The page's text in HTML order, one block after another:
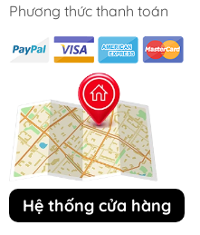
Phương thức thanh toán
Hệ thống cửa hàng